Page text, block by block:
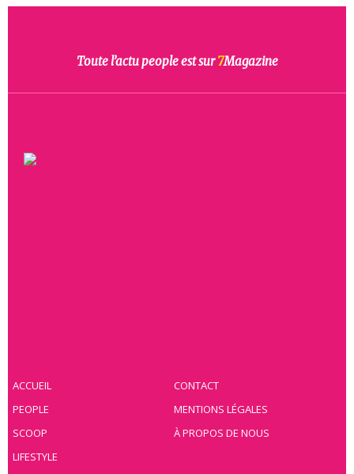
Toute l’actu people est sur7Magazine
ACCUEIL
PEOPLE
SCOOP
LIFESTYLE
CONTACT
MENTIONS LÉGALES
À PROPOS DE NOUS